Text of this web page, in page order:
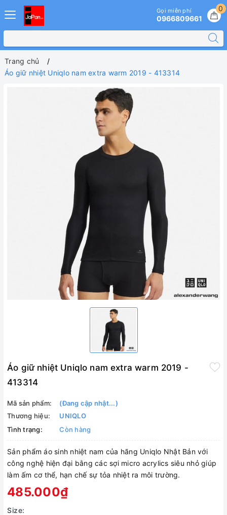
0
Gọi miễn phí
0966809661
Trang chủ
Áo giữ nhiệt Uniqlo nam extra warm 2019 - 413314
Áo giữ nhiệt Uniqlo nam extra warm 2019 -
413314
Mã sản phẩm:
(Đang cập nhật...)
Thương hiệu:
UNIQLO
Tình trạng:
Còn hàng
Sản phẩm áo sinh nhiệt nam của hãng Uniqlo Nhật Bản với
công nghệ hiện đại bằng các sợi micro acrylics siêu nhỏ giúp
làm ấm cơ thể, hạn chế sự tỏa nhiệt ra môi trường.
485.000₫
Size: